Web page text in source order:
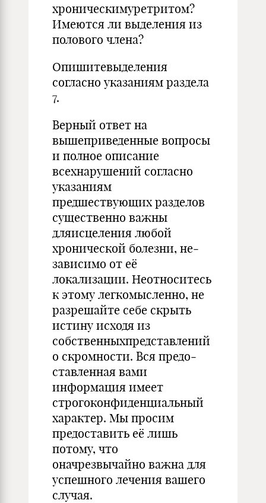
хроническимуретритом?
Имеются ли выделе­ния из
поло­вого члена?
Опишитевыделения
согласно указаниям раздела
7.
Верный ответ на
вышеприведенные вопросы
и полное опи­сание
всехнарушений согласно
указаниям
предшествующих разделов
существенно важны
дляисцеления любой
хроничес­кой болезни, не­
зависимо от её
локализации. Неотноситесь
к этому легкомысленно, не
разрешайте себе скрыть
истину ис­ходя из
собственныхпредстав­лений
о скромности. Вся предо­
ставленная вами
информация имеет
строгоконфиденциальный
характер. Мы просим
предоставить её лишь
потому, что
оначрезвычайно важна для
успешного лечения вашего
случая.